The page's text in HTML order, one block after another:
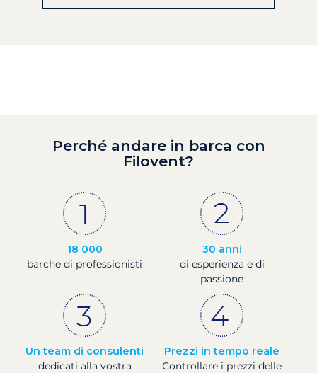
Perché andare in barca con
Filovent?
18 000
barche di professionisti
30 anni
di esperienza e di
passione
Un team di consulenti
dedicati alla vostra
Prezzi in tempo reale
Controllare i prezzi delle